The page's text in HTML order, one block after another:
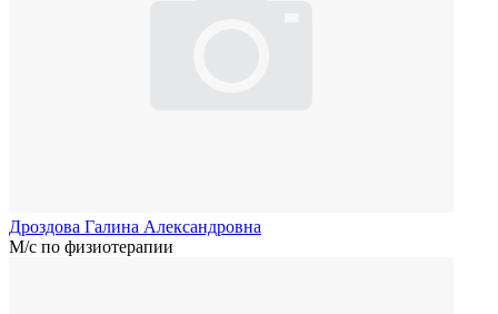
Дроздова Галина Александровна
М/с по физиотерапии